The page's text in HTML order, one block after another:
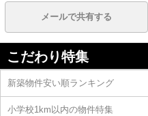
メールで共有する
こだわり特集
新築物件安い順ランキング
小学校1km以内の物件特集